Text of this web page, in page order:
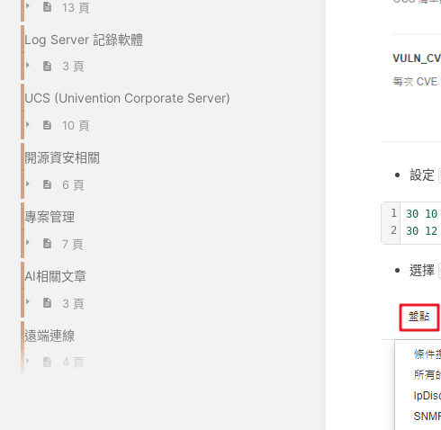
13 頁
Log Server 記錄軟體
3 頁
UCS (Univention Corporate Server)
10 頁
開源資安相關
6 頁
專案管理
7 頁
AI相關文章
3 頁
遠端連線
4 頁
設定
1
2
30 10
30 12
選擇